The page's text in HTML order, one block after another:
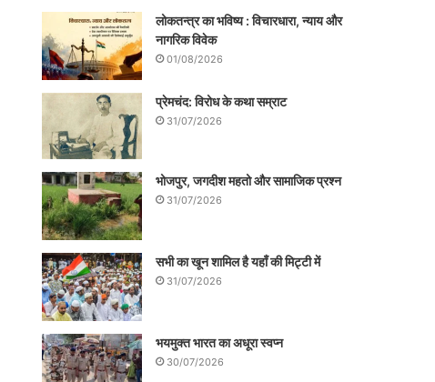
लोकतन्त्र का भविष्य : विचारधारा, न्याय और
नागरिक विवेक
01/08/2026
प्रेमचंद: विरोध के कथा सम्राट
31/07/2026
भोजपुर, जगदीश महतो और सामाजिक प्रश्न
31/07/2026
सभी का खून शामिल है यहाँ की मिट्टी में
31/07/2026
भयमुक्त भारत का अधूरा स्वप्न
30/07/2026